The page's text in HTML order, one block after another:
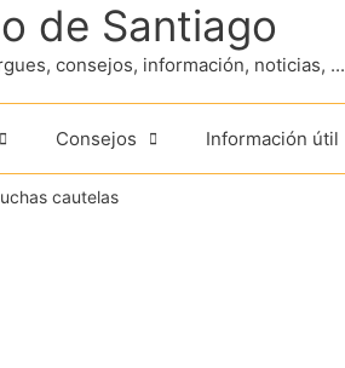
de Santiago
consejos, información, noticias, ...
Consejos Información útil
cautelas